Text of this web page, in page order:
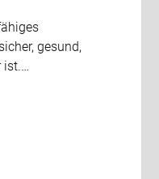
gesund,
ist.…